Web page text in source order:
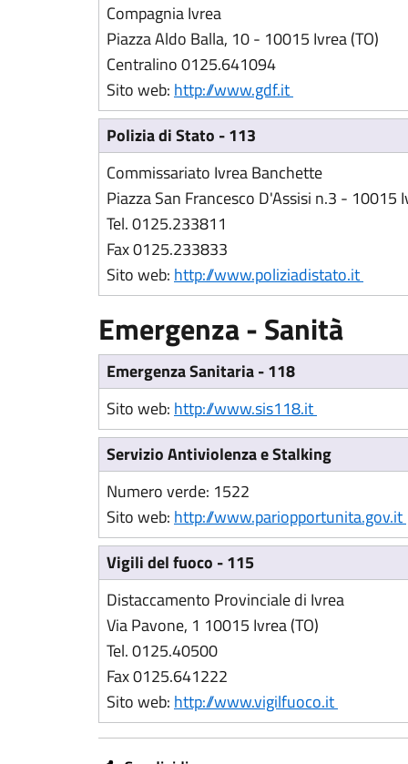
Compagnia Ivrea
Piazza Aldo Balla, 10 - 10015 Ivrea (TO)
Centralino 0125.641094
Sito web: http://www.gdf.it
Polizia di Stato - 113
Commissariato Ivrea Banchette
Piazza San Francesco D'Assisi n.3 - 10015
Tel. 0125.233811
Fax 0125.233833
Sito web: http://www.poliziadistato.it
Emergenza - Sanità
Emergenza Sanitaria - 118
Sito web: http://www.sis118.it
Servizio Antiviolenza e Stalking
Numero verde: 1522
Sito web: http://www.pariopportunita.gov.it
Vigili del fuoco - 115
Distaccamento Provinciale di Ivrea
Via Pavone, 1 10015 Ivrea (TO)
Tel. 0125.40500
Fax 0125.641222
Sito web: http://www.vigilfuoco.it